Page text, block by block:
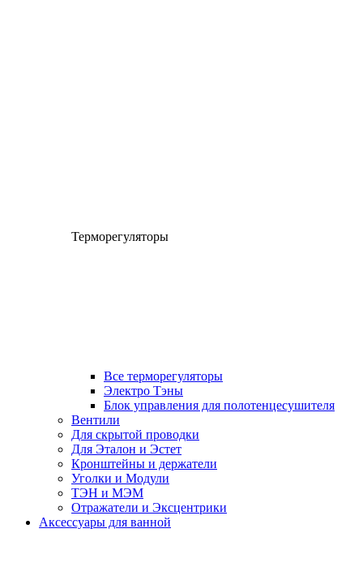
Терморегуляторы
Все терморегуляторы
Электро Тэны
Блок управления для полотенцесушителя
Вентили
Для скрытой проводки
Для Эталон и Эстет
Кронштейны и держатели
Уголки и Модули
ТЭН и МЭМ
Отражатели и Эксцентрики
Аксессуары для ванной